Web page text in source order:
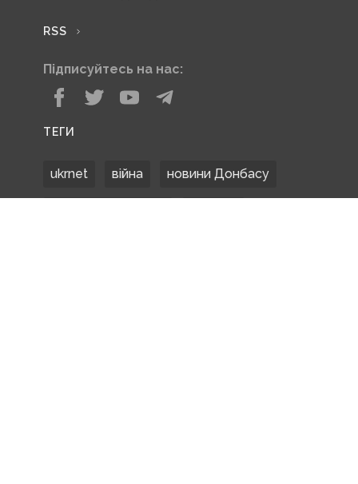
RSS
Підписуйтесь на нас:
ТЕГИ
ukrnet війна новини Донбасу